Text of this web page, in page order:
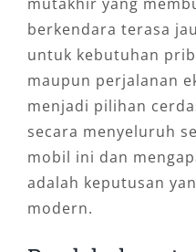
berkendara terasa
untuk kebutuhan
maupun perjalanan
menjadi pilihan
secara menyeluruh
mobil ini dan
adalah keputusan
modern.